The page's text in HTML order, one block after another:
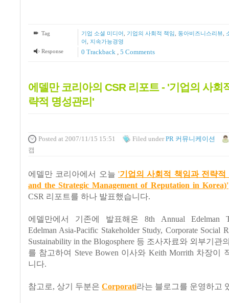
Tag 기업 소셜 미디어 기업의 사회적 책임 동아비즈니스리뷰,
어
지속가능경영
Response
0 Trackback 5 Comments
에델만 코리아의 CSR 리포트 - '기업의 사회
략적 명성관리'
Posted at 2007/11/15 15:51 Filed under PR 커뮤니케이션
캡
에델만 코리아에서 오늘'기업의 사회적 책임과 전략적
and the Strategic Management of Reputation in Korea)'
CSR 리포트를 하나 발표했습니다.
에델만에서 기존에 발표해온 8th Annual Edelman
Edelman Asia-Pacific Stakeholder Study, Corporate Social
Sustainability in the Blogosphere 등 조사자료와 외부기관
를 참고하여 Steve Bowen 이사와 Keith Morrith 차장이
니다.
참고로, 상기 두분은 Corporati라는 블로그를 운영하고